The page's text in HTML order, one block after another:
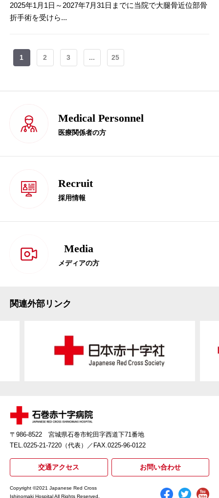
2025年1月1日～2027年7月31日までに当院で大腿骨近位部骨
折手術を受けら...
1 2 3 ... 25
Medical Personnel
医療関係者の方
Recruit
採用情報
Media
メディアの方
関連外部リンク
〒986-8522 宮城県石巻市蛇田字西道下71番地
TEL.0225-21-7220（代表）
／FAX.0225-96-0122
交通アクセス お問い合わせ
Copyright ©2021 Japanese Red Cross
Ishinomaki Hospital All Rights Reserved.